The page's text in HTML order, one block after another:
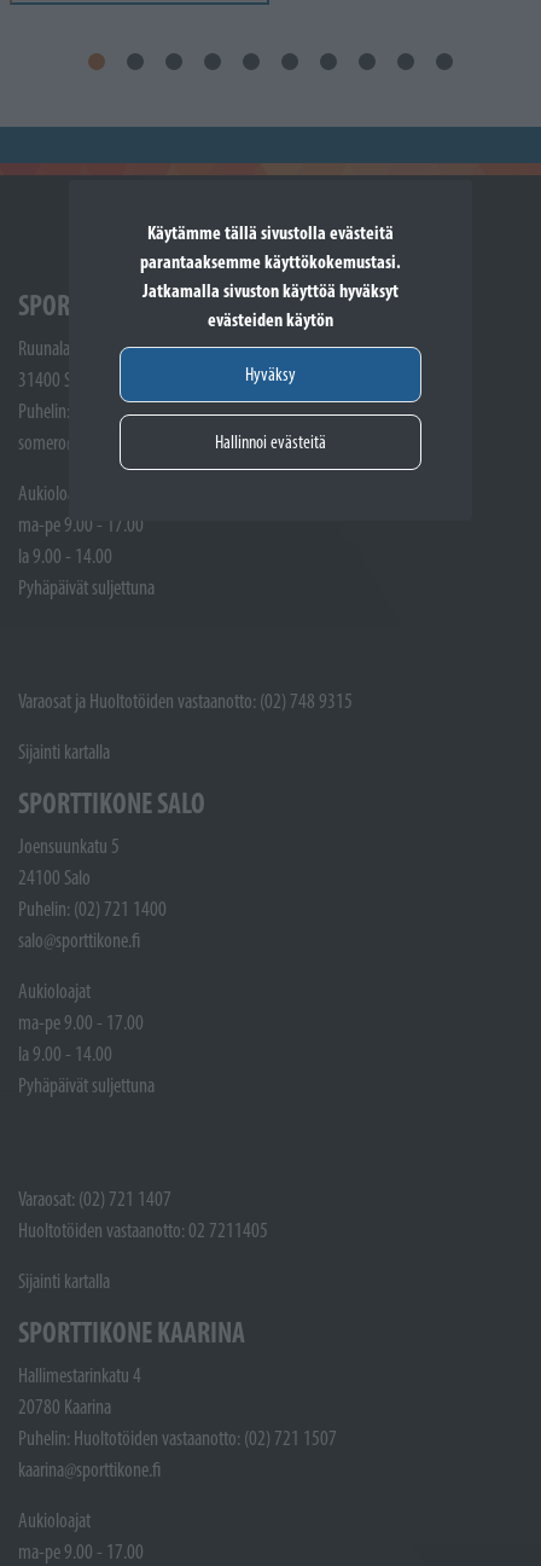
Käytämme tällä sivustolla evästeitä
parantaaksemme käyttökokemustasi.
Jatkamalla sivuston käyttöä hyväksyt
evästeiden käytön
Hyväksy
Hallinnoi evästeitä
SPORTTIKONE SOMERO
Ruunalantie 5
31400 Somero
Puhelin: (02) 748 9300
somero@sporttikone.fi
Aukioloajat
ma-pe 9.00 - 17.00
la 9.00 - 14.00
Pyhäpäivät suljettuna
Varaosat ja Huoltotöiden vastaanotto: (02) 748 9315
Sijainti kartalla
SPORTTIKONE SALO
Joensuunkatu 5
24100 Salo
Puhelin: (02) 721 1400
salo@sporttikone.fi
Aukioloajat
ma-pe 9.00 - 17.00
la 9.00 - 14.00
Pyhäpäivät suljettuna
Varaosat: (02) 721 1407
Huoltotöiden vastaanotto: 02 7211405
Sijainti kartalla
SPORTTIKONE KAARINA
Hallimestarinkatu 4
20780 Kaarina
Puhelin: Huoltotöiden vastaanotto: (02) 721 1507
kaarina@sporttikone.fi
Aukioloajat
ma-pe 9.00 - 17.00